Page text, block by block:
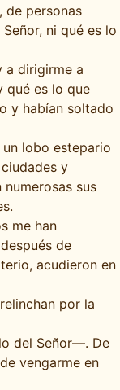
de personas
ni qué es lo
a dirigirme a
qué es lo que
y habían soltado
lobo estepario
y
numerosas sus
me han
de
acudieron en
por la
del Señor—. De
vengarme en